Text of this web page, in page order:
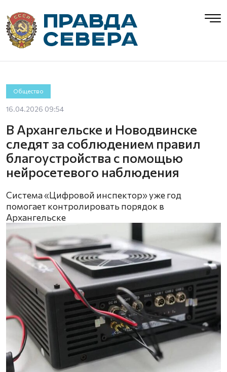
Общество
16.04.2026 09:54
В Архангельске и Новодвинске
следят за соблюдением правил
благоустройства с помощью
нейросетевого наблюдения
Система «Цифровой инспектор» уже год
помогает контролировать порядок в
Архангельске